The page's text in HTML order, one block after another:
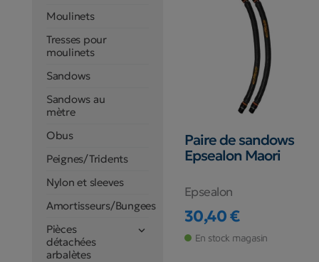
Moulinets
Tresses pour
moulinets
Sandows
Sandows au
mètre
Obus
Peignes/Tridents
Nylon et sleeves
Amortisseurs/Bungees
Pièces
détachées
arbalètes

Paire de sandows
Epsealon Maori
Epsealon
Prix
30,40 €
En stock magasin